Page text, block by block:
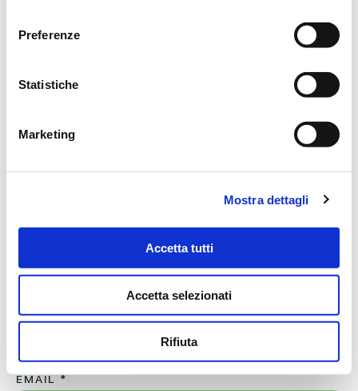
Preferenze
Statistiche
Marketing
Mostra dettagli
Accetta tutti
Accetta selezionati
Rifiuta
Lascia ora un messaggio di vicinanza alla famiglia di
Il tuo indirizzo email non sarà pubblicato.
EMAIL*